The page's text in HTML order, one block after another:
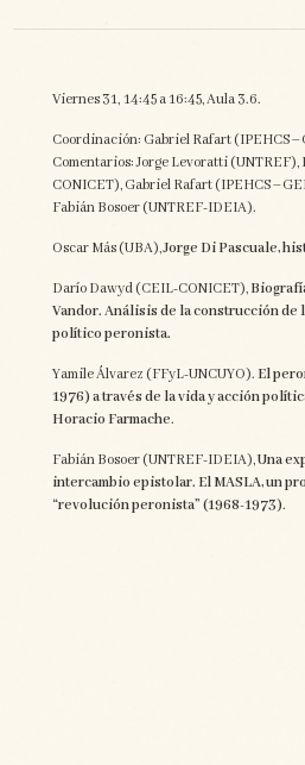
Viernes 31, 14:45 a 16:45, Aula 3.6.
Coordinación: Gabriel Rafart
Comentarios: Jorge Levoratti
CONICET), Gabriel Rafart
Fabián Bosoer (UNTREF-IDEIA).
Oscar Más (UBA),Jorge Di Pascuale,
Darío Dawyd (CEIL-CONICET),
Vandor. Análisis de la construcción de
político peronista.
Yamile Álvarez (FFyL-UNCUYO). El
1976) a través de la vida y acción
Horacio Farmache.
Fabián Bosoer (UNTREF-IDEIA),Una
intercambio epistolar. El MASLA, un
“revolución peronista” (1968-1973).